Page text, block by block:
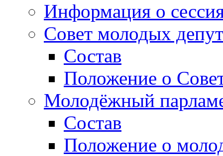
Информация о
Совет молодых
Состав
Положение о
Молодёжный
Состав
Положение о